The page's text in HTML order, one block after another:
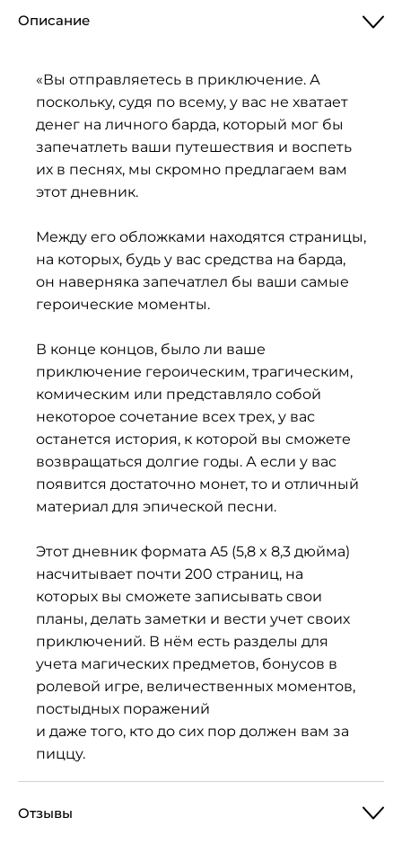
Описание
«Вы отправляетесь в приключение. А
поскольку, судя по всему, у вас не хватает
денег на личного барда, который мог бы
запечатлеть ваши путешествия и воспеть
их в песнях, мы скромно предлагаем вам
этот дневник.
Между его обложками находятся страницы,
на которых, будь у вас средства на барда,
он наверняка запечатлел бы ваши самые
героические моменты.
В конце концов, было ли ваше
приключение героическим, трагическим,
комическим или представляло собой
некоторое сочетание всех трех, у вас
останется история, к которой вы сможете
возвращаться долгие годы. А если у вас
появится достаточно монет, то и отличный
материал для эпической песни.
Этот дневник формата A5 (5,8 x 8,3 дюйма)
насчитывает почти 200 страниц, на
которых вы сможете записывать свои
планы, делать заметки и вести учет своих
приключений. В нём есть разделы для
учета магических предметов, бонусов в
ролевой игре, величественных моментов,
постыдных поражений
и даже того, кто до сих пор должен вам за
пиццу.
Отзывы